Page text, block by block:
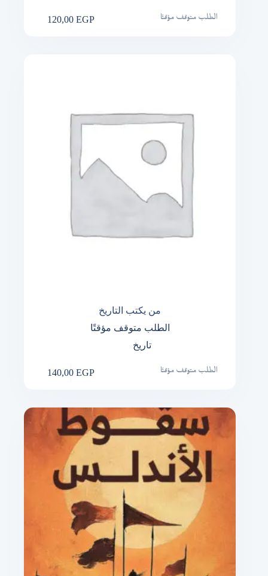
120,00EGP الطلب متوقف مؤقتًا
من يكتب التاريخ
الطلب متوقف مؤقتًا
تاريخ
140,00EGP الطلب متوقف مؤقتًا